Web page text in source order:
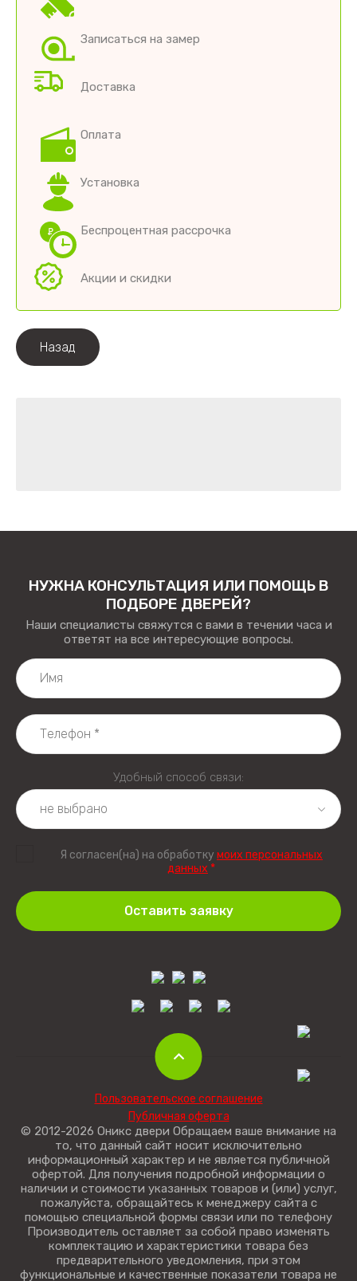
Записаться на замер
Доставка
Оплата
Установка
Беспроцентная рассрочка
Акции и скидки
Назад
НУЖНА КОНСУЛЬТАЦИЯ ИЛИ ПОМОЩЬ В
ПОДБОРЕ ДВЕРЕЙ?
Наши специалисты свяжутся с вами в течении часа и
ответят на все интересующие вопросы.
Удобный способ связи:
Я согласен(на) на обработку моих персональных
данных *
Оставить заявку
Пользовательское соглашение
Публичная оферта
© 2012-2026 Оникс двери Обращаем ваше внимание на
то, что данный сайт носит исключительно
информационный характер и не является публичной
офертой. Для получения подробной информации о
наличии и стоимости указанных товаров и (или) услуг,
пожалуйста, обращайтесь к менеджеру сайта с
помощью специальной формы связи или по телефону
Производитель оставляет за собой право изменять
комплектацию и характеристики товара без
предварительного уведомления, при этом
функциональные и качественные показатели товара не